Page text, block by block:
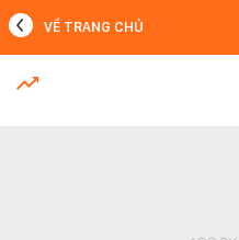
MỚI NHẤT
VỀ TRANG CHỦ